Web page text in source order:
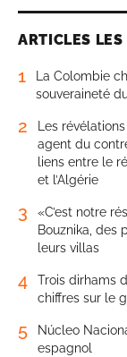
ARTICLES
1
La Colombie
souveraineté
2
Les
agent du
liens entre le
et l’Algérie
3
«C’est notre
Bouznika, des
leurs villas
4
Trois dirhams
chiffres sur le
5
Núcleo
espagnol